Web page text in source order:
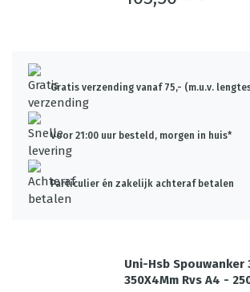
Gratis verzending vanaf 75,- (m.u.v.
Voor 21:00 uur besteld, morgen in huis*
Particulier én zakelijk achteraf betalen
Uni-Hsb Spouwanker
350X4Mm Rvs A4 -